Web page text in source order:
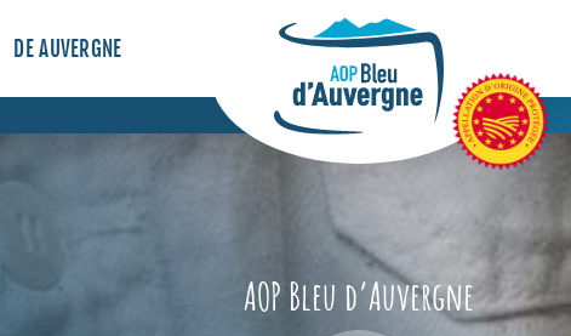
DE AUVERGNE
AOP Bleu d’Auvergne